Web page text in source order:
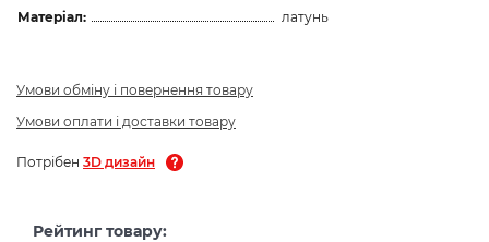
Матеріал:
латунь
Умови обміну і повернення товару
Умови оплати і доставки товару
Потрібен 3D дизайн
Рейтинг товару: